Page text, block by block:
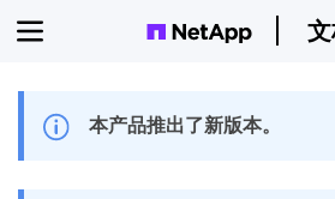
本产品推出了新版本。